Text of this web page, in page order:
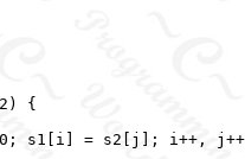
{
s1[i] = s2[j]; i++,